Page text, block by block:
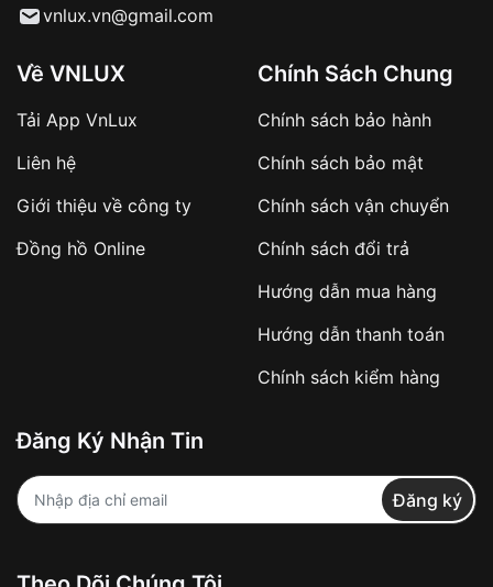
Từ khóa SEO:
sản phẩm đặc biệt
hàng
Số tiền còn lại thanh toán khi nhận hàng hoặc
✔️ Đảm bảo xử lý đơn hàng nhanh chóng
✔️ Hạn chế tình trạng hủy đơn không mong
Từ khóa SEO:
Khách hàng được
vnlux.vn@gmail.com
Về VNLUX
Tải App VnLux
Liên hệ
Giới thiệu về công ty
Đồng hồ Online
Chính Sách Chung
Chính sách bảo hành
Chính sách bảo mật
Chính sách vận chuyển
Chính sách đổi trả
Hướng dẫn mua hàng
Hướng dẫn thanh toán
Chính sách kiểm hàng
Đăng Ký Nhận Tin
Đăng ký